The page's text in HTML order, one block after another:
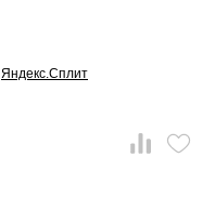
Яндекс.Сплит